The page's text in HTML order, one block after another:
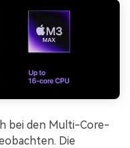
bei den Multi-Core-
Die